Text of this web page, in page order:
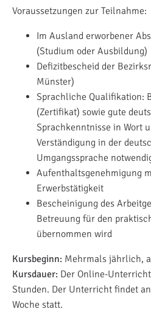
Voraussetzungen zur Teilnahme:
Im Ausland erworbener
(Studium oder Ausbildung)
Defizitbescheid der
Münster)
Sprachliche Qualifikation:
(Zertifikat) sowie gute
Sprachkenntnisse in Wort
Verständigung in der
Umgangssprache
Aufenthaltsgenehmigung
Erwerbstätigkeit
Bescheinigung des
Betreuung für den
übernommen wird
Kursbeginn: Mehrmals jährlich,
Kursdauer: Der Online-
Stunden. Der Unterricht findet
Woche statt.